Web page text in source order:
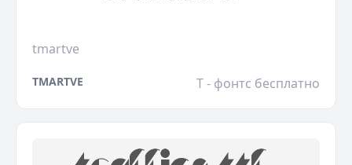
tmartve
TMARTVE T - фонтс бесплатно